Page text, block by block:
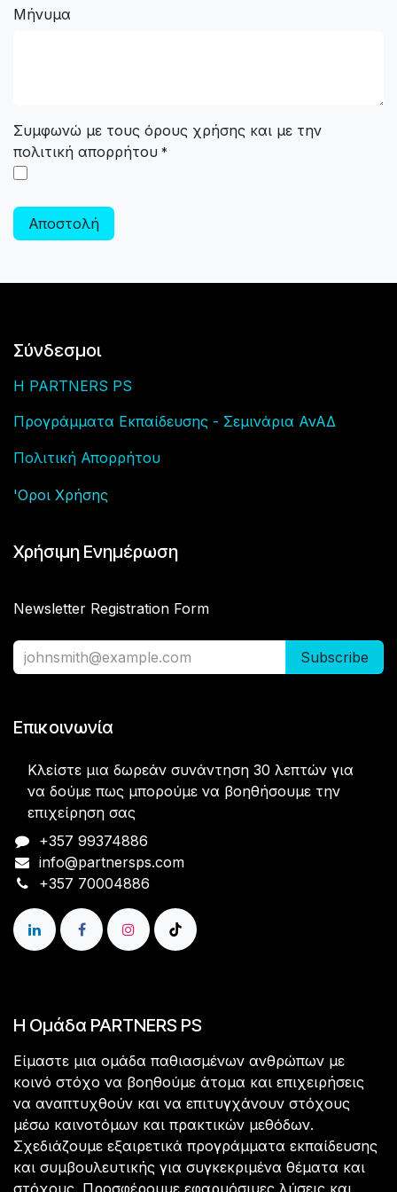
Μήνυμα
Συμφωνώ με τους όρους χρήσης και με την
πολιτική απορρήτου *
Αποστολή
Σύνδεσμοι
H PARTNERS PS
Προγράμματα Εκπαίδευσης - Σεμινάρια ΑνΑΔ
Πολιτική Απορρήτου
'Οροι Χρήσης
Χρήσιμη Ενημέρωση
Newsletter Registration Form
Subscribe
Επικοινωνία
Κλείστε μια δωρεάν συνάντηση 30 λεπτών για
να δούμε πως μπορούμε να βοηθήσουμε την
επιχείρηση σας
+357 99374886
info@partnersps.com​
+357 70004886​​​
Η Ομάδα PARTNERS PS
Είμαστε μια ομάδα παθιασμένων ανθρώπων με
κοινό στόχο να βοηθούμε άτομα και επιχειρήσεις
να αναπτυχθούν και να επιτυγχάνουν στόχους
μέσω καινοτόμων και πρακτικών μεθόδων.
Σχεδιάζουμε εξαιρετικά προγράμματα εκπαίδευσης
και συμβουλευτικής για συγκεκριμένα θέματα και